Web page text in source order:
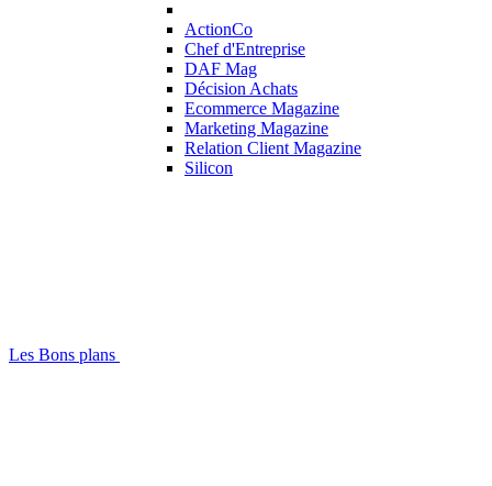
ActionCo
Chef d'Entreprise
DAF Mag
Décision Achats
Ecommerce Magazine
Marketing Magazine
Relation Client Magazine
Silicon
Les Bons plans